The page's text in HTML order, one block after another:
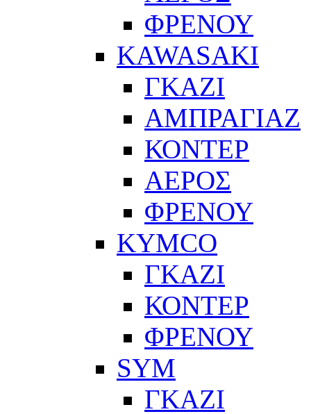
ΦΡΕΝΟΥ
KAWASAKI
ΓΚΑΖΙ
ΑΜΠΡΑΓΙΑΖ
ΚΟΝΤΕΡ
ΑΕΡΟΣ
ΦΡΕΝΟΥ
KYMCO
ΓΚΑΖΙ
ΚΟΝΤΕΡ
ΦΡΕΝΟΥ
SYM
ΓΚΑΖΙ